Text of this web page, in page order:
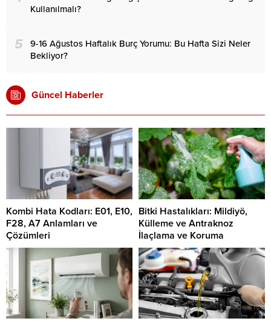
Kullanılmalı?
5
9-16 Ağustos Haftalık Burç Yorumu: Bu Hafta Sizi Neler
Bekliyor?
Güncel Haberler
Kombi Hata Kodları: E01, E10,
F28, A7 Anlamları ve
Çözümleri
Bitki Hastalıkları: Mildiyö,
Külleme ve Antraknoz
İlaçlama ve Koruma